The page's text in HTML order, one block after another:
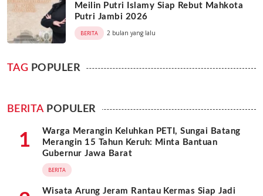
Meilin Putri Islamy Siap Rebut Mahkota
Putri Jambi 2026
BERITA 2 bulan yang lalu
TAG POPULER
BERITAPOPULER
1
Warga Merangin Keluhkan PETI, Sungai Batang
Merangin 15 Tahun Keruh: Minta Bantuan
Gubernur Jawa Barat
BERITA
Wisata Arung Jeram Rantau Kermas Siap Jadi